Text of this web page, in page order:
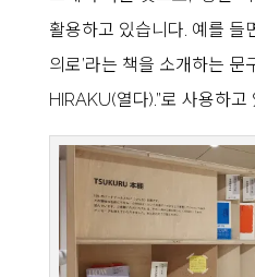
활용하고 있습니다. 예를 들
의로’라는 책을 소개하는 문
HIRAKU(열다).”로 사용하고